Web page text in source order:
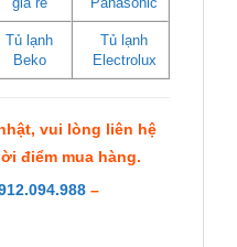
Tủ lạnh
Beko
Tủ lạnh
Electrolux
vui lòng liên hệ
điểm mua hàng.
–